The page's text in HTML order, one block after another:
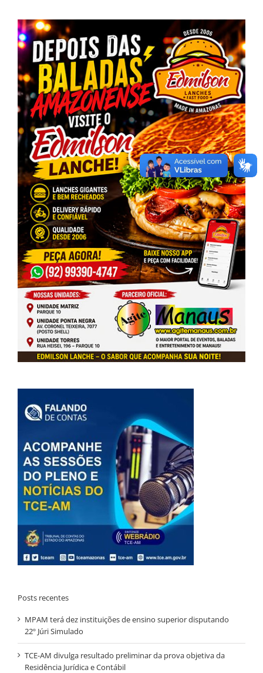
Posts recentes
MPAM terá dez instituições de ensino superior disputando
22º Júri Simulado
TCE-AM divulga resultado preliminar da prova objetiva da
Residência Jurídica e Contábil